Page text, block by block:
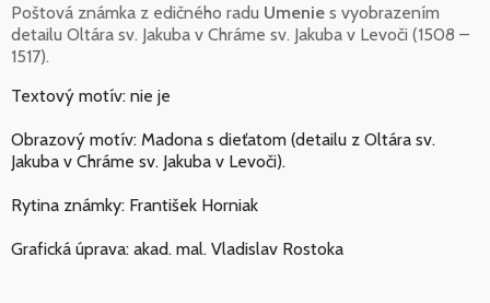
Poštová známka z edičného radu Umenie s vyobrazením
detailu Oltára sv. Jakuba v Chráme sv. Jakuba v Levoči (1508 –
1517).
Textový motív: nie je
Obrazový motív: Madona s dieťatom (detailu z Oltára sv.
Jakuba v Chráme sv. Jakuba v Levoči).
Rytina známky: František Horniak
Grafická úprava: akad. mal. Vladislav Rostoka